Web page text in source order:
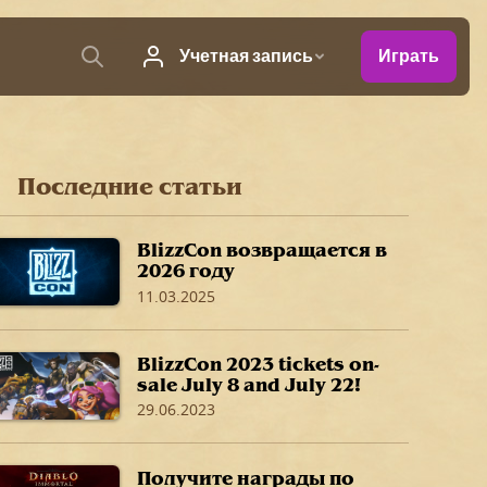
Последние статьи
BlizzCon возвращается в
2026 году
11.03.2025
BlizzCon 2023 tickets on-
sale July 8 and July 22!
29.06.2023
Получите награды по